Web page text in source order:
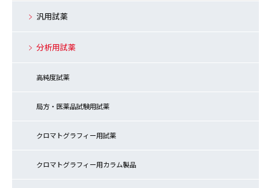
汎用試薬
分析用試薬
高純度試薬
局方・医薬品試験用試薬
クロマトグラフィー用試薬
クロマトグラフィー用カラム製品